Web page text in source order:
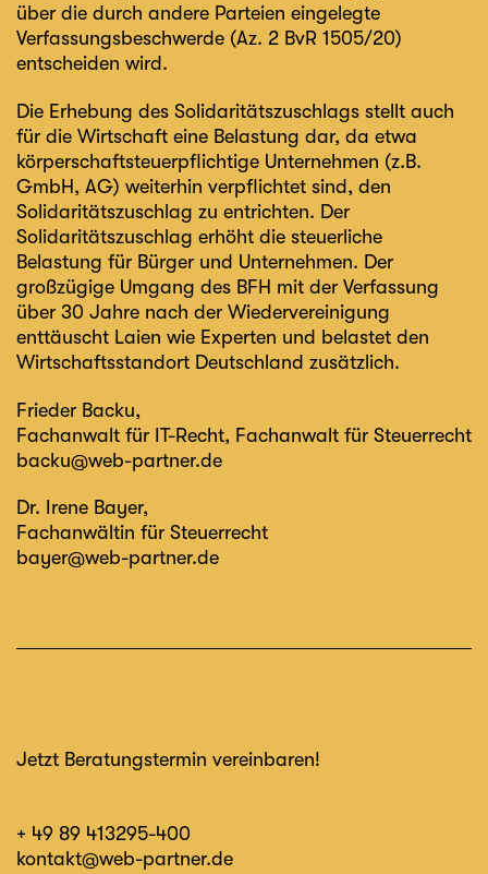
über die durch andere Parteien eingelegte
Verfassungsbeschwerde (Az. 2 BvR 1505/20)
entscheiden wird.
Die Erhebung des Solidaritätszuschlags stellt auch
für die Wirtschaft eine Belastung dar, da etwa
körperschaftsteuerpflichtige Unternehmen (z.B.
GmbH, AG) weiterhin verpflichtet sind, den
Solidaritätszuschlag zu entrichten. Der
Solidaritätszuschlag erhöht die steuerliche
Belastung für Bürger und Unternehmen. Der
großzügige Umgang des BFH mit der Verfassung
über 30 Jahre nach der Wiedervereinigung
enttäuscht Laien wie Experten und belastet den
Wirtschaftsstandort Deutschland zusätzlich.
Frieder Backu,
Fachanwalt für IT-Recht, Fachanwalt für Steuerrecht
backu@web-partner.de
Dr. Irene Bayer,
Fachanwältin für Steuerrecht
bayer@web-partner.de
Jetzt Beratungstermin vereinbaren!
+ 49 89 413295-400
kontakt@web-partner.de